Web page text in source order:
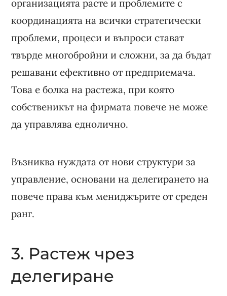
организацията расте и проблемите с
координацията на всички стратегически
проблеми, процеси и въпроси стават
твърде многобройни и сложни, за да бъдат
решавани ефективно от предприемача.
Това е болка на растежа, при която
собственикът на фирмата повече не може
да управлява еднолично.
Възниква нуждата от нови структури за
управление, основани на делегирането на
повече права към мениджърите от среден
ранг.
3. Растеж чрез
делегиране